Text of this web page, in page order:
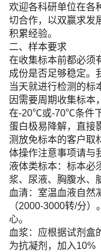
欢迎各科研单位在各
切合作，以双赢求发
积累经验。
二、样本要求
在收集标本前都必须
成份是否足够稳定。
当天就进行检测的
因需要周期收集标本
在-20℃或-70℃条件下
蛋白极易降解，直接
测放免标本的客户取
体操作注意事项请与
液体类标本：标本必
浆、尿液、胸腹水、
血清：室温血液自然
（2000-3000转/分
心。
血浆：应根据试剂盒
为抗凝剂，加入10%